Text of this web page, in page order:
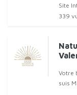
Site
339
Votre
suis